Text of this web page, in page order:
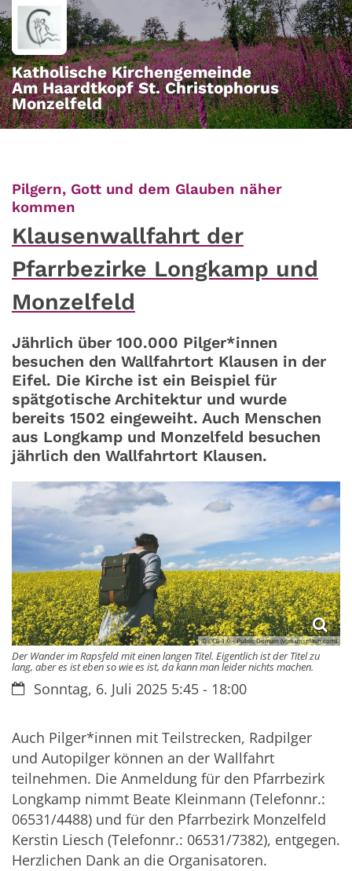
Zum Inhalt springen
Katholische Kirchengemeinde
Am Haardtkopf St. Christophorus
Monzelfeld
Pilgern, Gott und dem Glauben näher
kommen
Klausenwallfahrt der
Pfarrbezirke Longkamp und
Monzelfeld
Jährlich über 100.000 Pilger*innen
besuchen den Wallfahrtort Klausen in der
Eifel. Die Kirche ist ein Beispiel für
spätgotische Architektur und wurde
bereits 1502 eingeweiht. Auch Menschen
aus Longkamp und Monzelfeld besuchen
jährlich den Wallfahrtort Klausen.
© CC0 1.0 - Public Domain (von unsplash.com)
Der Wander im Rapsfeld mit einen langen Titel. Eigentlich ist der Titel zu
lang, aber es ist eben so wie es ist, da kann man leider nichts machen.
Datum:Sonntag, 6. Juli 2025 5:45 - 18:00
Auch Pilger*innen mit Teilstrecken, Radpilger
und Autopilger können an der Wallfahrt
teilnehmen. Die Anmeldung für den Pfarrbezirk
Longkamp nimmt Beate Kleinmann (Telefonnr.:
06531/4488) und für den Pfarrbezirk Monzelfeld
Kerstin Liesch (Telefonnr.: 06531/7382), entgegen.
Herzlichen Dank an die Organisatoren.